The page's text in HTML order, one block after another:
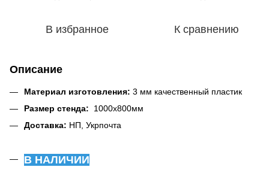
В избранное К сравнению
Описание
Материал изготовления: 3 мм качественный пластик
Размер стенда: 1000х800мм
Доставка: НП, Укрпочта
В НАЛИЧИИ